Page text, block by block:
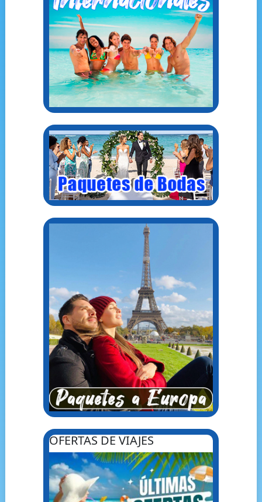
OFERTAS DE VIAJES